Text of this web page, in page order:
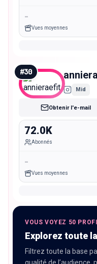
-
Vues moyennes
#30
Mid
Obtenir l'e-mail
72.0K
Abonnés
-
Vues moyennes
VOUS VOYEZ 50
Explorez toute
Filtrez toute la base
qualité de l’audience,